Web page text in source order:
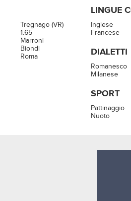
Tregnago (VR)
1.65
Marroni
Biondi
Roma
LINGUE
Inglese
Francese
DIALETTI
Romanesco
Milanese
SPORT
Pattinaggio
Nuoto